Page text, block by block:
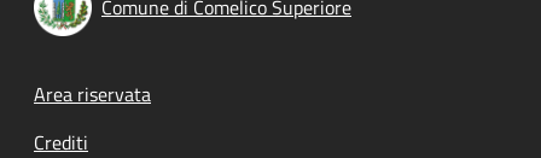
Comune di Comelico Superiore
Footer menu
Area riservata
Crediti